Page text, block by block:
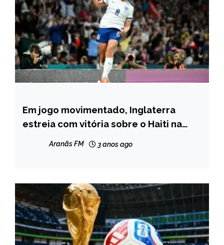
ESPORTES
Em jogo movimentado, Inglaterra
estreia com vitória sobre o Haiti na
Aranãs FM 3 anos ago